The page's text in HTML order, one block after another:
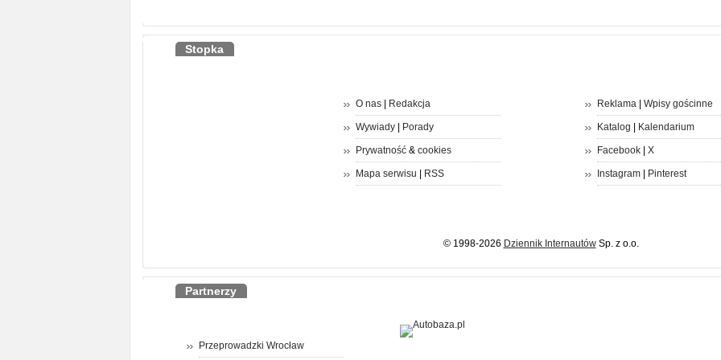
Stopka
O nas| Redakcja
Wywiady| Porady
Prywatność& cookies
Mapa serwisu RSS
Reklama| Wpisy gościnne
Katalog Kalendarium
Facebook| X
Instagram| Pinterest
© 1998-2026 Dziennik InternautówSp. z o.o.
Partnerzy
Przeprowadzki Wrocław